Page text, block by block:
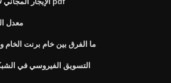
معدل
ما الفرق بين خام برنت
التسويق الفيروسي في